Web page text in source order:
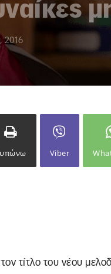
2016
Viber
τίτλο του νέου